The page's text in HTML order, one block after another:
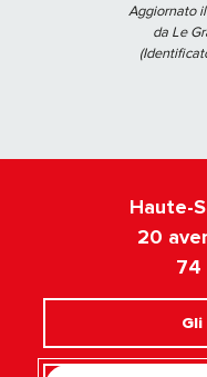
Aggiornato
da Le
Haute-
20
74